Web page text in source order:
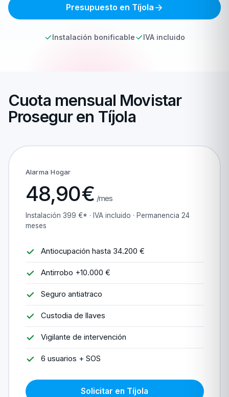
Presupuesto en Tíjola
Instalación bonificable IVA incluido
Cuota mensual Movistar
Prosegur en Tíjola
Alarma Hogar
48,90€ /mes
Instalación 399 €* · IVA incluido · Permanencia 24
meses
Antiocupación hasta 34.200 €
Antirrobo +10.000 €
Seguro antiatraco
Custodia de llaves
Vigilante de intervención
6 usuarios + SOS
Solicitar en Tíjola